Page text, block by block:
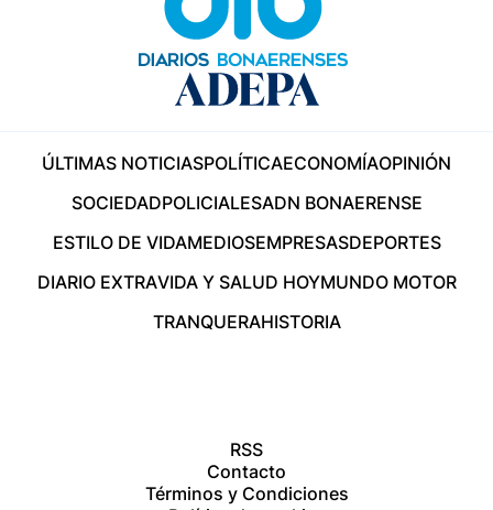
ÚLTIMAS NOTICIASPOLÍTICAECONOMÍAOPINIÓN
SOCIEDADPOLICIALESADN BONAERENSE
ESTILO DE VIDAMEDIOSEMPRESASDEPORTES
DIARIO EXTRAVIDA Y SALUD HOYMUNDO MOTOR
TRANQUERAHISTORIA
RSS
Contacto
Términos y Condiciones